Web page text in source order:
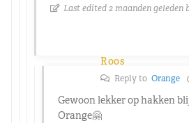
Last edited 2 maanden geleden
Roos
Reply to Orange
Gewoon lekker op hakken
Orange🤗